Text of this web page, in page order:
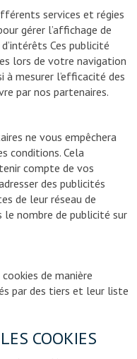
services et régies
gérer l’affichage de
Ces publicité
lors de votre navigation
à mesurer l’efficacité des
par nos partenaires.
ne vous empêchera
conditions. Cela
compte de vos
des publicités
de leur réseau de
le nombre de publicité sur
de manière
par des tiers et leur liste
COOKIES